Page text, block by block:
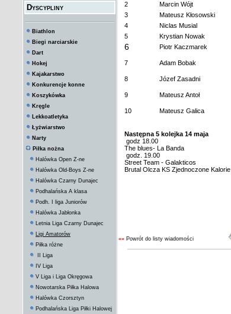
Dyscypliny
Biathlon
Biegi narciarskie
Dart
Hokej
Kajakarstwo
Konkurencje konne
Koszykówka
Kręgle
Lekkoatletyka
Łyżwiarstwo
Narty
Piłka nożna
Halówka Open Z-ne
Halówka Old-Boys Z-ne
Halówka Czarny Dunajec
Podhalańska A klasa
Podh. I liga Juniorów
Halówka Jabłonka
Letnia Liga Czarny Dunajec
Ligi Amatorów
Piłka różne
II Liga
IV Liga
V Liga i Liga Okręgowa
Nowotarska Piłka Halowa
Halówka Czorsztyn
Podhalańska Liga Piłki Halowej
2
Marcin Wójt
3
Mateusz Kłosowski
4
Niclas Musial
5
Krystian Nowak
6 Piotr Kaczmarek
7 Adam Bobak
8 Józef Zasadni
9 Mateusz Antoł
10 Mateusz Galica
Następna 5 kolejka 14 maja
godz 18.00
The blues- La Banda
godz. 19.00
Street Team - Galakticos
Brutal Olcza KS Zjednoczone Kalorie
«« Powrót do listy wiadomości